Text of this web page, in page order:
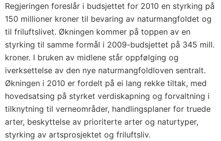
Regjeringen foreslår i budsjettet for 2010 en styrking på
150 millioner kroner til bevaring av naturmangfoldet og
til friluftslivet. Økningen kommer på toppen av en
styrking til samme formål i 2009-budsjettet på 345 mill.
kroner. I bruken av midlene står oppfølging og
iverksettelse av den nye naturmangfoldloven sentralt.
Økningen i 2010 er fordelt på ei lang rekke tiltak, med
hovedsatsing på styrket verdiskapning og forvaltning i
tilknytning til verneområder, handlingsplaner for truede
arter, beskyttelse av prioriterte arter og naturtyper,
styrking av artsprosjektet og friluftsliv.